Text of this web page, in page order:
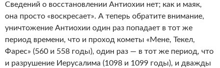
Сведений о восстановлении Антиохии нет; как и маяк,
она просто «воскресает». А теперь обратите внимание,
уничтожение Антиохии один раз попадает в тот же
период времени, что и проход кометы «Мене, Текел,
Фарес» (560 и 558 годы), один раз — в тот же период, что
и разрушение Иерусалима (1098 и 1099 годы), и дважды